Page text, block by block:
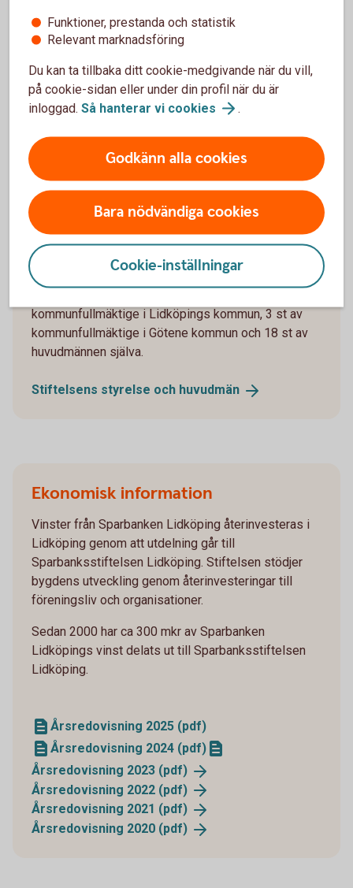
kommun.
Stiftelseförordnande för
Sparbanksstiftelsen Lidköping (pdf)
Stadgar för Sparbanksstiftelsen Lidköping
Styrelse och huvudmän
Stiftelsen förvaltas av en styrelse. Styrelsen utses
av stiftelsens huvudmän. Huvudmännen är 36 till
kommunfullmäktige i Lidköpings kommun, 3 st av
kommunfullmäktige i Götene kommun och 18 st av
huvudmännen själva.
Stiftelsens styrelse och huvudmän
Ekonomisk information
Vinster från Sparbanken Lidköping återinvesteras i
Lidköping genom att utdelning går till
Sparbanksstiftelsen Lidköping. Stiftelsen stödjer
bygdens utveckling genom återinvesteringar till
föreningsliv och organisationer.
Sedan 2000 har ca 300 mkr av Sparbanken
Lidköpings vinst delats ut till Sparbanksstiftelsen
Lidköping.
Årsredovisning 2025 (pdf)
Årsredovisning 2024 (pdf)
Årsredovisning 2023 (pdf)
Årsredovisning 2022 (pdf)
Årsredovisning 2021 (pdf)
Årsredovisning 2020 (pdf)
Funktioner, prestanda och statistik
Relevant marknadsföring
Du kan ta tillbaka ditt cookie-medgivande när du vill,
på cookie-sidan eller under din profil när du är
inloggad. Så hanterar vi cookies .
Godkänn alla cookies
Bara nödvändiga cookies
Cookie-inställningar